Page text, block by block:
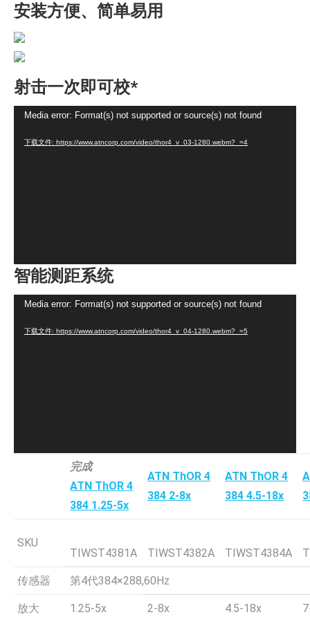
安装方便、简单易用
射击一次即可校*
Media error: Format(s) not supported or source(s) not found
下载文件: https://www.atncorp.com/video/thor4_v_03-1280.webm?_=4
智能测距系统
Media error: Format(s) not supported or source(s) not found
下载文件: https://www.atncorp.com/video/thor4_v_04-1280.webm?_=5
完成
ATN ThOR 4
384 1.25-5x
ATN ThOR 4
384 2-8x
ATN ThOR 4
384 4.5-18x
SKU
TIWST4381A TIWST4382A TIWST4384A
传感器 第4代384×288,60Hz
放大 1.25-5x 2-8x 4.5-18x